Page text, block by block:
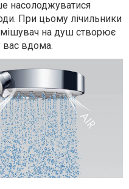
насолоджуватися
При цьому лічильники
на душ створює
вас вдома.